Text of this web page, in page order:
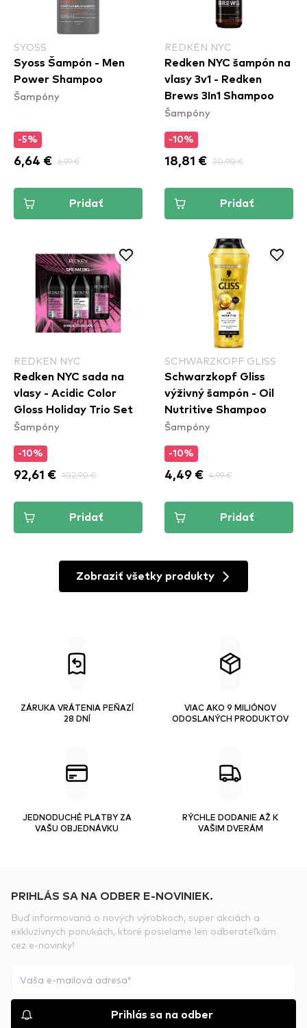
SYOSS
Syoss Šampón - Men
Power Shampoo
Šampóny
-5%
6,64 € 6,99 €
Pridať
REDKEN NYC
Redken NYC šampón na
vlasy 3v1 - Redken
Brews 3In1 Shampoo
Šampóny
-10%
18,81 € 20,90 €
Pridať
REDKEN NYC
Redken NYC sada na
vlasy - Acidic Color
Gloss Holiday Trio Set
Šampóny
-10%
92,61 € 102,90 €
Pridať
SCHWARZKOPF GLISS
Schwarzkopf Gliss
výživný šampón - Oil
Nutritive Shampoo
Šampóny
-10%
4,49 € 4,99 €
Pridať
Zobraziť všetky produkty
ZÁRUKA VRÁTENIA PEŇAZÍ
28 DNÍ
VIAC AKO 9 MILIÓNOV
ODOSLANÝCH PRODUKTOV
JEDNODUCHÉ PLATBY ZA
VAŠU OBJEDNÁVKU
RÝCHLE DODANIE AŽ K
VAŠIM DVERÁM
PRIHLÁS SA NA ODBER E-NOVINIEK.
Buď informovaná o nových výrobkoch, super akciách a
exkluzívnych ponukách, ktoré posielame len odberateľkám
cez e-novinky!
Prihlás sa na odber